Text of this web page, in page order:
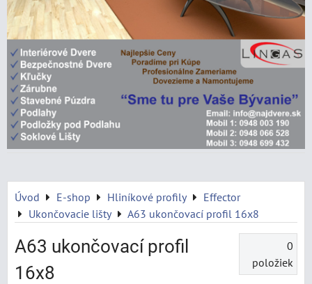
Úvod E-shop Hliníkové profily
Effector
Ukončovacie lišty
A63 ukončovací profil 16x8
A63 ukončovací profil
16x8
0
položiek